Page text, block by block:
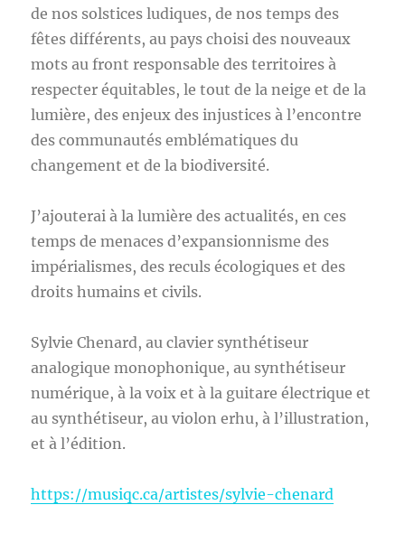
de nos solstices ludiques, de nos temps des
fêtes différents, au pays choisi des nouveaux
mots au front responsable des territoires à
respecter équitables, le tout de la neige et de la
lumière, des enjeux des injustices à l’encontre
des communautés emblématiques du
changement et de la biodiversité.
J’ajouterai à la lumière des actualités, en ces
temps de menaces d’expansionnisme des
impérialismes, des reculs écologiques et des
droits humains et civils.
Sylvie Chenard, au clavier synthétiseur
analogique monophonique, au synthétiseur
numérique, à la voix et à la guitare électrique et
au synthétiseur, au violon erhu, à l’illustration,
et à l’édition.
https://musiqc.ca/artistes/sylvie-chenard